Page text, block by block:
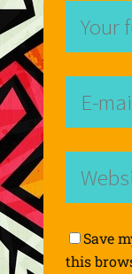
Save
this